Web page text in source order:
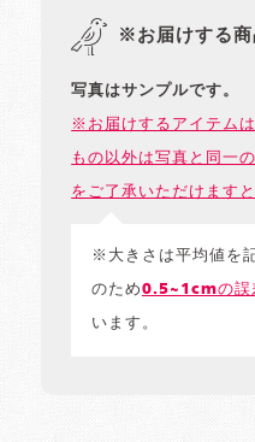
※お届けする商
写真はサンプルです。
※お届けするアイテム
もの以外は写真と同一
をご了承いただけます
※大きさは平均値を
のため0.5~1cmの誤
います。